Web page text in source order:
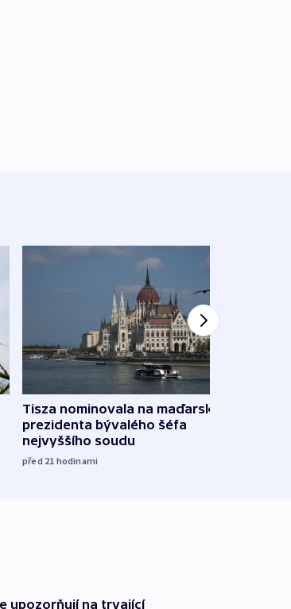
Tisza nominovala na maďarského
prezidenta bývalého šéfa
nejvyššího soudu
před 21 hodinami
upozorňují na trvající